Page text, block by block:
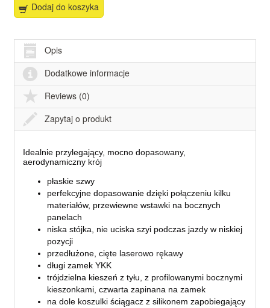
Dodaj do koszyka
Opis
Dodatkowe informacje
Reviews (0)
Zapytaj o produkt
Idealnie przylegający, mocno dopasowany,
aerodynamiczny krój
płaskie szwy
perfekcyjne dopasowanie dzięki połączeniu kilku
materiałów, przewiewne wstawki na bocznych
panelach
niska stójka, nie uciska szyi podczas jazdy w niskiej
pozycji
przedłużone, cięte laserowo rękawy
długi zamek YKK
trójdzielna kieszeń z tyłu, z profilowanymi bocznymi
kieszonkami, czwarta zapinana na zamek
na dole koszulki ściągacz z silikonem zapobiegający